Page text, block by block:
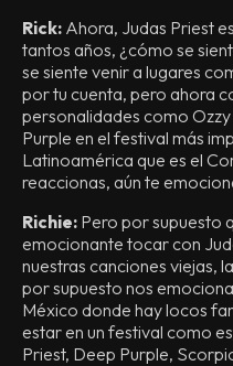
Rick: Ahora, Judas Priest
tantos años, ¿cómo se
se siente venir a lugares
por tu cuenta, pero ahora
personalidades como
Purple en el festival más
Latinoamérica que es el
reaccionas, aún te
Richie: Pero por supuesto
emocionante tocar con
nuestras canciones viejas,
por supuesto nos
México donde hay locos
estar en un festival como
Priest, Deep Purple,